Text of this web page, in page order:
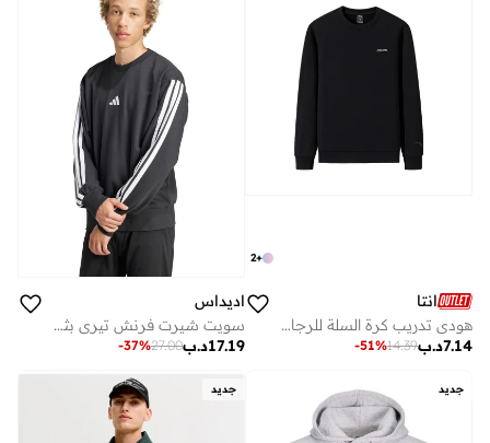
+
2
انتا
هودي تدريب كرة السلة للرجال - سويت شيرت بسيط برسومات
د.ب7.14
14.39
-51%
اديداس
سويت شيرت فرنش تيري بثلاث خطوط أساسية
د.ب17.19
27.00
-37%
جديد جديد